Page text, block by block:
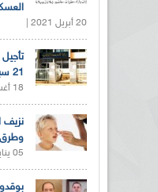
20 أبريل 2021 |
21 سبتمبر
18 أغسطس 2021 |
نزيف
وطرق
05 يناير 2021 |